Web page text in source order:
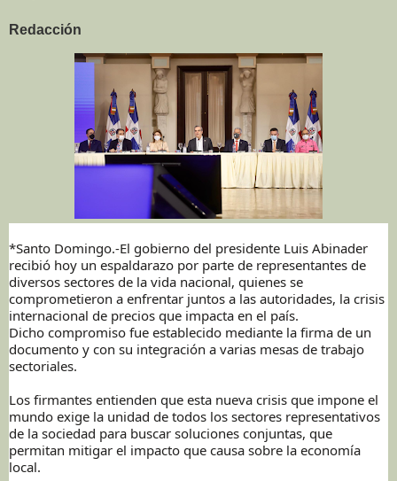
Redacción
*Santo Domingo.-El gobierno del presidente Luis Abinader
recibió hoy un espaldarazo por parte de representantes de
diversos sectores de la vida nacional, quienes se
comprometieron a enfrentar juntos a las autoridades, la crisis
internacional de precios que impacta en el país.
Dicho compromiso fue establecido mediante la firma de un
documento y con su integración a varias mesas de trabajo
sectoriales.
Los firmantes entienden que esta nueva crisis que impone el
mundo exige la unidad de todos los sectores representativos
de la sociedad para buscar soluciones conjuntas, que
permitan mitigar el impacto que causa sobre la economía
local.